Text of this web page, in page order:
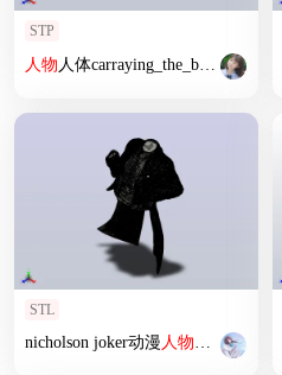
STP
人物 人体carraying_the_box_manikin
STL
nicholson joker动漫人物游戏